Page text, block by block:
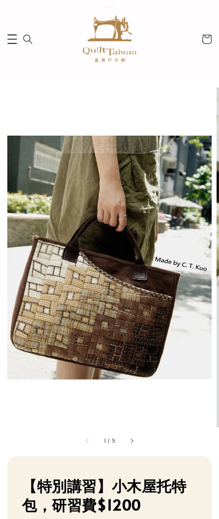
1 / 5
【特別講習】小木屋托特
包，研習費$1200